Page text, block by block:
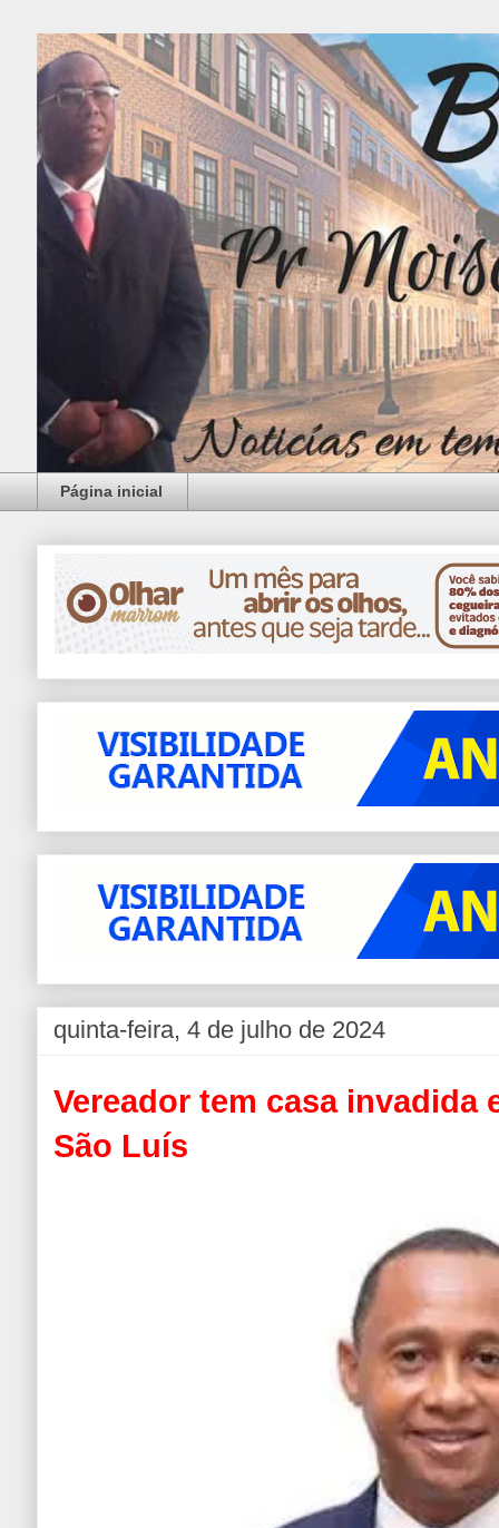
Página inicial
quinta-feira, 4 de julho de 2024
Vereador tem casa invadida
São Luís